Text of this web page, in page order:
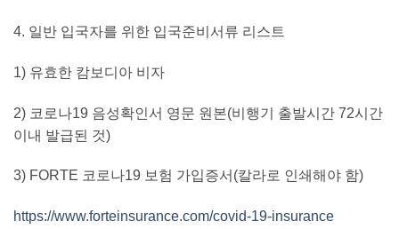
4. 일반 입국자를 위한 입국준비서류 리스트
1) 유효한 캄보디아 비자
2) 코로나19 음성확인서 영문 원본(비행기 출발시간 72시간
이내 발급된 것)
3) FORTE 코로나19 보험 가입증서 (칼라로 인쇄해야 함)
https://www.forteinsurance.com/covid-19-insurance